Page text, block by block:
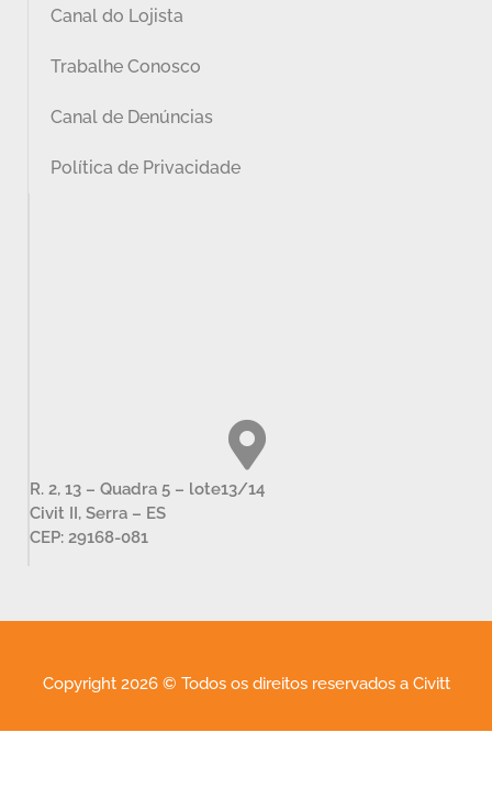
Canal do Lojista
Trabalhe Conosco
Canal de Denúncias
Política de Privacidade
R. 2, 13 – Quadra 5 – lote13/14
Civit II, Serra – ES
CEP: 29168-081
Copyright 2026 © Todos os direitos reservados a Civitt